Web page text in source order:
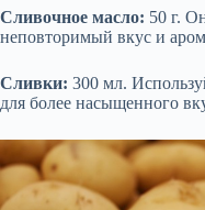
Сливочное масло: 50 г.
неповторимый вкус и
Сливки: 300 мл.
для более насыщенного